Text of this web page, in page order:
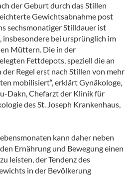
der Geburt durch das Stillen
Gewichtsabnahme post
sechsmonatiger Stilldauer ist
bei ursprünglich im
Müttern. Die in der
Fettdepots, speziell die an
Regel erst nach Stillen von mehr
mobilisiert“,erklärt Gynäkologe,
Dakn, Chefarzt der Klinik für
des St. Joseph Krankenhaus,
kann daher neben
Ernährung und Bewegung einen
leisten, der Tendenz des
in der Bevölkerung